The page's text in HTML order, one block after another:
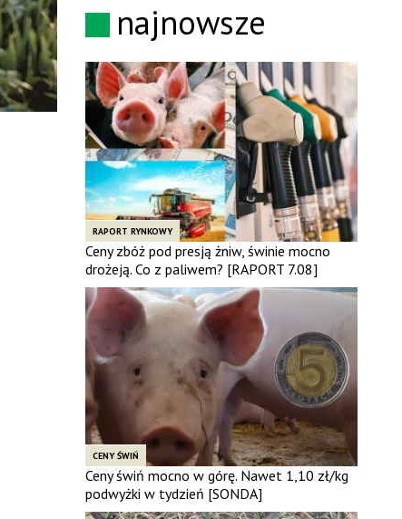
najnowsze
RAPORT RYNKOWY
Ceny zbóż pod presją żniw, świnie mocno
drożeją. Co z paliwem? [RAPORT 7.08]
CENY ŚWIŃ
Ceny świń mocno w górę. Nawet 1,10 zł/kg
podwyżki w tydzień [SONDA]